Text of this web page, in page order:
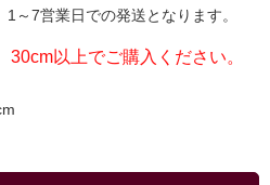
～7営業日での発送となります。
以上でご購入ください。